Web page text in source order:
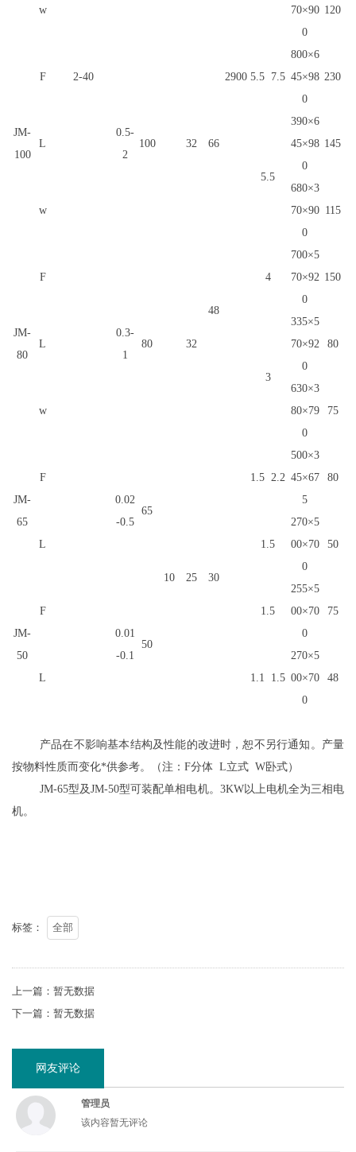
2-40 2900
w
70×90
0
120
JM-
100
F
0.5-
2
100 32 66
5.5 7.5
800×6
45×98
0
230
L
5.5
390×6
45×98
0
145
w
680×3
70×90
0
115
JM-
80
F
0.3-
1
80 32
48
4
700×5
70×92
0
150
L
3
335×5
70×92
0
80
w
630×3
80×79
0
75
JM-
65
F
0.02
-0.5
65
10 25 30
1.5 2.2
500×3
45×67
5
80
L 1.5
270×5
00×70
0
50
JM-
50
F
0.01
-0.1
50
1.5
255×5
00×70
0
75
L 1.1 1.5
270×5
00×70
0
48
产品在不影响基本结构及性能的改进时，恕不另行通知。产量
按物料性质而变化*供参考。（注：F分体 L立式 W卧式）
JM-65型及JM-50型可装配单相电机。3KW以上电机全为三相电
机。
标签： 全部
上一篇：暂无数据
下一篇：暂无数据
网友评论
管理员
该内容暂无评论